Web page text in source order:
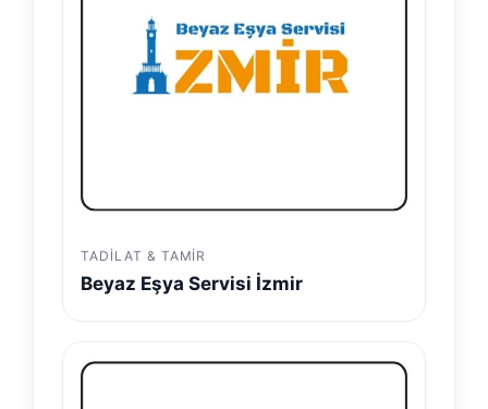
TADILAT & TAMIR
Beyaz Eşya Servisi İzmir